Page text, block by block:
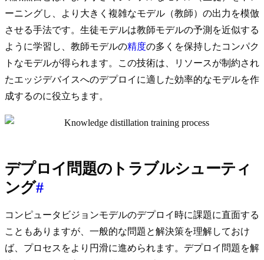
ーニングし、より大きく複雑なモデル（教師）の出力を模倣
させる手法です。生徒モデルは教師モデルの予測を近似する
ように学習し、教師モデルの精度の多くを保持したコンパク
トなモデルが得られます。この技術は、リソースが制約され
たエッジデバイスへのデプロイに適した効率的なモデルを作
成するのに役立ちます。
デプロイ問題のトラブルシューティ
ング#
コンピュータビジョンモデルのデプロイ時に課題に直面する
こともありますが、一般的な問題と解決策を理解しておけ
ば、プロセスをより円滑に進められます。デプロイ問題を解